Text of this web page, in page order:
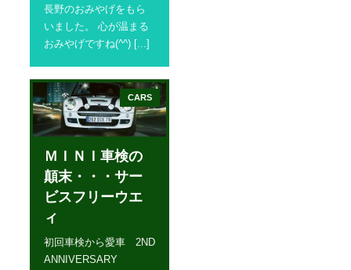
長野のおみやげをもら
いました。 心が温まる
おみやげですね(^^) [...]
CARS
ＭＩＮＩ車検の
顛末・・・サー
ビスフリーウエ
ィ
初回車検から愛車 2ND
ANNIVERSARY